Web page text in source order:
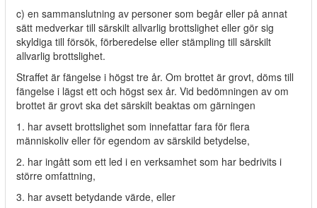
c) en sammanslutning av personer som begår eller på annat
sätt medverkar till särskilt allvarlig brottslighet eller gör sig
skyldiga till försök, förberedelse eller stämpling till särskilt
allvarlig brottslighet.
Straffet är fängelse i högst tre år. Om brottet är grovt, döms till
fängelse i lägst ett och högst sex år. Vid bedömningen av om
brottet är grovt ska det särskilt beaktas om gärningen
1. har avsett brottslighet som innefattar fara för flera
människoliv eller för egendom av särskild betydelse,
2. har ingått som ett led i en verksamhet som har bedrivits i
större omfattning,
3. har avsett betydande värde, eller